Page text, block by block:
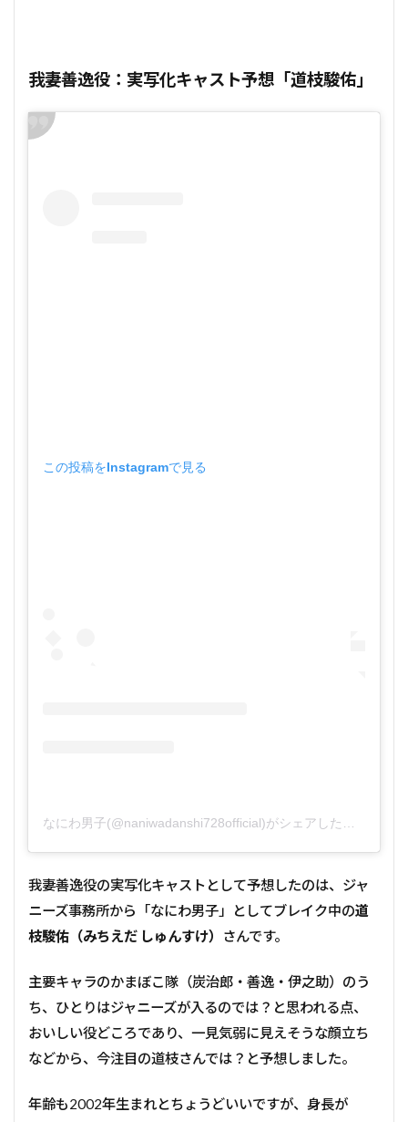
我妻善逸役：実写化キャスト予想「道枝駿佑」
この投稿をInstagramで見る
我妻善逸役の実写化キャストとして予想したのは、ジャ
ニーズ事務所から「なにわ男子」としてブレイク中の道
枝駿佑（みちえだ しゅんすけ）
さんです。
主要キャラのかまぼこ隊（炭治郎・善逸・伊之助）のう
ち、ひとりはジャニーズが入るのでは？と思われる点、
おいしい役どころであり、一見気弱に見えそうな顔立ち
などから、今注目の道枝さんでは？と予想しました。
年齢も2002年生まれとちょうどいいですが、身長が